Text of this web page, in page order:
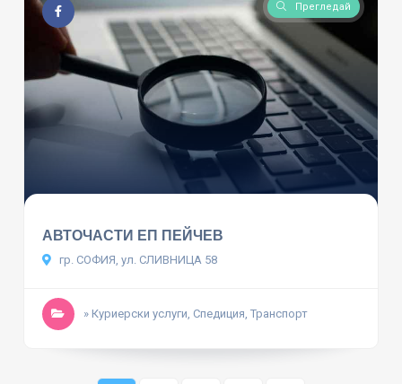
Прегледай
АВТОЧАСТИ ЕП ПЕЙЧЕВ
гр. СОФИЯ, ул. СЛИВНИЦА 58
» Куриерски услуги, Спедиция, Транспорт